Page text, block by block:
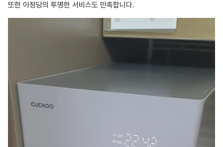
또한 아정당의 투명한 서비스도 만족합니다.